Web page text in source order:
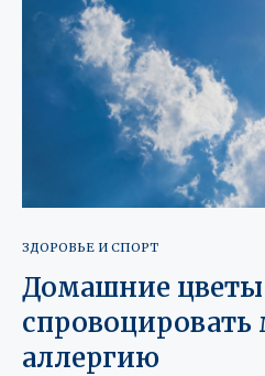
ЗДОРОВЬЕ И СПОРТ
Домашние
спровоцировать
аллергию